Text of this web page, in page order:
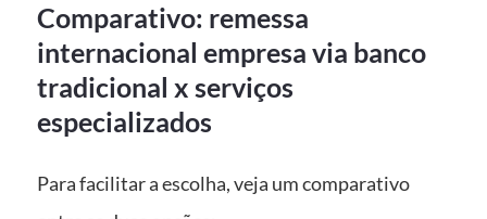
Comparativo: remessa
internacional empresa via banco
tradicional x serviços
especializados
Para facilitar a escolha, veja um comparativo